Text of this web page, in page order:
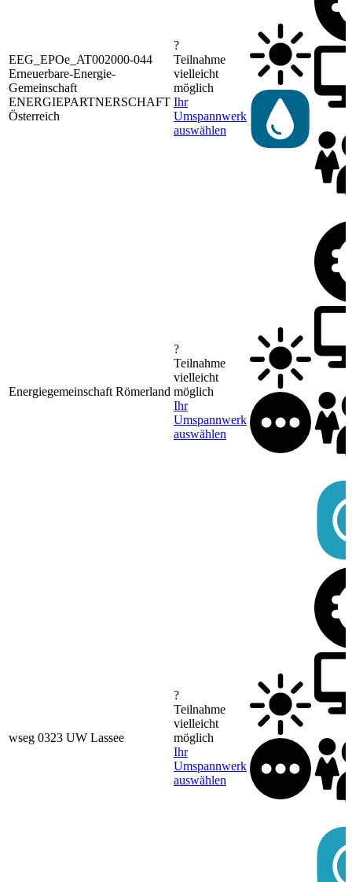
EEG_EPOe_AT002000-044
Erneuerbare-Energie-
Gemeinschaft
ENERGIEPARTNERSCHAFT
Österreich
?
Teilnahme
vielleicht
möglich
Ihr
Umspannwerk
auswählen
Energiegemeinschaft Römerland
?
Teilnahme
vielleicht
möglich
Ihr
Umspannwerk
auswählen
wseg 0323 UW Lassee
?
Teilnahme
vielleicht
möglich
Ihr
Umspannwerk
auswählen